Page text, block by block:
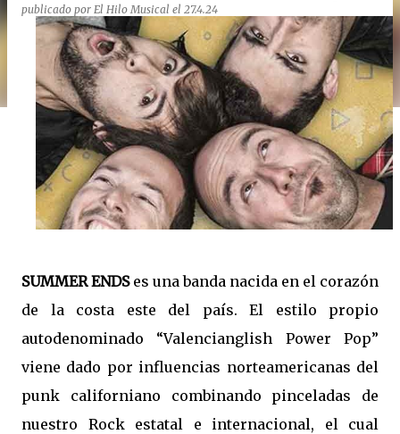
publicado por El Hilo Musical el 27.4.24
SUMMER ENDSes una banda nacida en el corazón
de la costa este del país. El estilo propio
autodenominado “Valencianglish Power Pop”
viene dado por influencias norteamericanas del
punk californiano combinando pinceladas de
nuestro Rock estatal e internacional, el cual